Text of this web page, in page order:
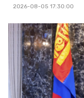
2026-08-05 17:30:00